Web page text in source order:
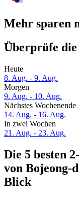
Mehr sparen
Überprüfe die
Heute
8. Aug. - 9. Aug.
Morgen
9. Aug. - 10. Aug.
Nächstes Wochenende
14. Aug. - 16. Aug.
In zwei Wochen
21. Aug. - 23. Aug.
Die 5 besten
von Bojeong-
Blick